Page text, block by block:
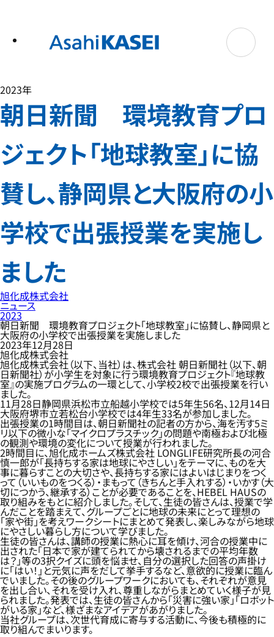
2023年
朝日新聞 環境教育プロ
ジェクト「地球教室」に協
賛し、静岡県と大阪府の小
学校で出張授業を実施し
ました
旭化成株式会社
ニュース
2023
朝日新聞 環境教育プロジェクト「地球教室」に協賛し、静岡県と
大阪府の小学校で出張授業を実施しました
2023年12月28日
旭化成株式会社
旭化成株式会社（以下、当社）は、株式会社 朝日新聞社（以下、朝
日新聞社）が小学生を対象に行う環境教育プロジェクト『地球教
室』の実施プログラムの一環として、小学校2校で出張授業を行い
ました。
11月28日静岡県浜松市立船越小学校では5年生56名、12月14日
大阪府堺市立若松台小学校では4年生33名が参加しました。
出張授業の1時間目は、朝日新聞社の記者の方から、海を汚す5ミ
リ以下の微小な「マイクロプラスチック」の問題や南極および北極
の観測や環境の変化について授業が行われました。
2時間目に、旭化成ホームズ株式会社 LONGLIFE研究所長の河合
慎一郎が「長持ちする家は地球にやさしい」をテーマに、ものを大
事に暮らすことの大切さや、長持ちする家にはよいはじまりをつく
って（いいものをつくる）・まもって（きちんと手入れする）・いかす（大
切につかう、継承する）ことが必要であることを、HEBEL HAUSの
取り組みをもとに紹介しました。そして、生徒の皆さんは、授業で学
んだことを踏まえて、グループごとに地球の未来にとって理想の
「家や街」を考えワークシートにまとめて発表し、楽しみながら地球
にやさしい暮らし方について学びました。
生徒の皆さんは、講師の授業に熱心に耳を傾け、河合の授業中に
出された「日本で家が建てられてから壊されるまでの平均年数
は？」等の3択クイズに頭を悩ませ、自分の選択した回答の声掛け
に「はい！」と元気に声をだして挙手するなど、意欲的に授業に臨ん
でいました。その後のグループワークにおいても、それぞれが意見
を出し合い、それを受け入れ、尊重しながらまとめていく様子が見
られました。発表では、生徒の皆さんから「災害に強い家」「ロボット
がいる家」など、様ざまなアイデアがあがりました。
当社グループは、次世代育成に寄与する活動に、今後も積極的に
取り組んでまいります。